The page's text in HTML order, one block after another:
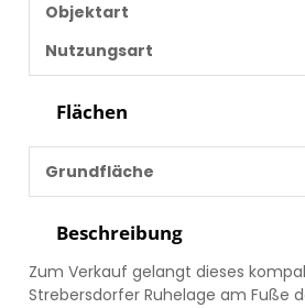
Beschreibung
Zum Verkauf gelangt dieses
Strebersdorfer Ruhelage am Fuße
Objektart
Nutzungsart
Flächen
Grundfläche